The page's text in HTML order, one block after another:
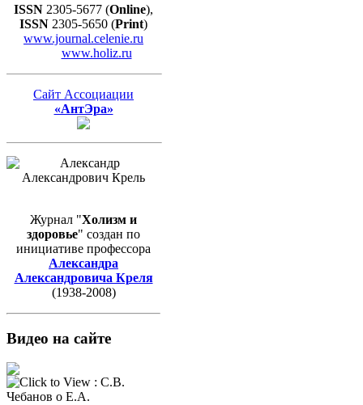
ISSN 2305-5677 (Online),
ISSN 2305-5650 (Print)
www.journal.celenie.ru
www.holiz.ru
Сайт Ассоциации
«АнтЭра»
Журнал "Холизм и
здоровье" создан по
инициативе профессора
Александра
Александровича Креля
(1938-2008)
Видео на сайте